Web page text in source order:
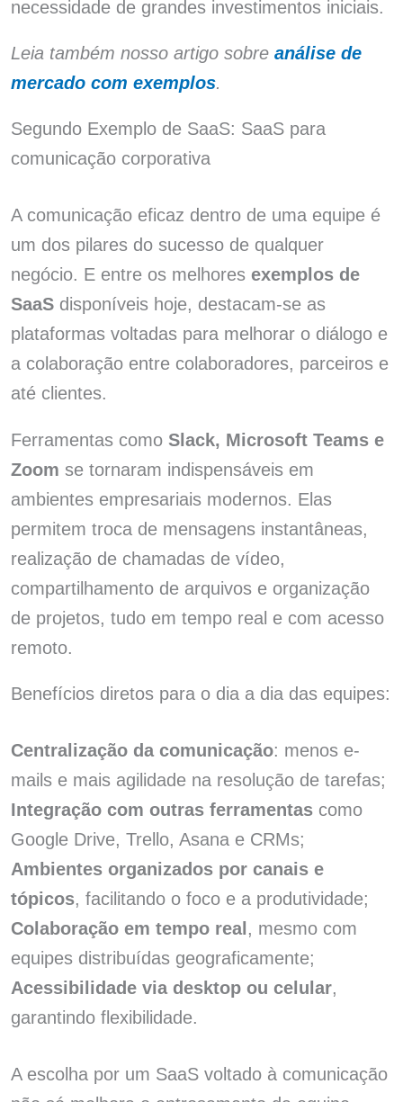
necessidade de grandes investimentos iniciais.
Leia também nosso artigo sobre análise de
mercado com exemplos.
Segundo Exemplo de SaaS: SaaS para
comunicação corporativa
A comunicação eficaz dentro de uma equipe é
um dos pilares do sucesso de qualquer
negócio. E entre os melhores exemplos de
SaaSdisponíveis hoje, destacam-se as
plataformas voltadas para melhorar o diálogo e
a colaboração entre colaboradores, parceiros e
até clientes.
Ferramentas como Slack, Microsoft Teams e
Zoom se tornaram indispensáveis em
ambientes empresariais modernos. Elas
permitem troca de mensagens instantâneas,
realização de chamadas de vídeo,
compartilhamento de arquivos e organização
de projetos, tudo em tempo real e com acesso
remoto.
Benefícios diretos para o dia a dia das equipes:
Centralização da comunicação: menos e-
mails e mais agilidade na resolução de tarefas;
Integração com outras ferramentascomo
Google Drive, Trello, Asana e CRMs;
Ambientes organizados por canais e
tópicos, facilitando o foco e a produtividade;
Colaboração em tempo real , mesmo com
equipes distribuídas geograficamente;
Acessibilidade via desktop ou celular,
garantindo flexibilidade.
A escolha por um SaaS voltado à comunicação